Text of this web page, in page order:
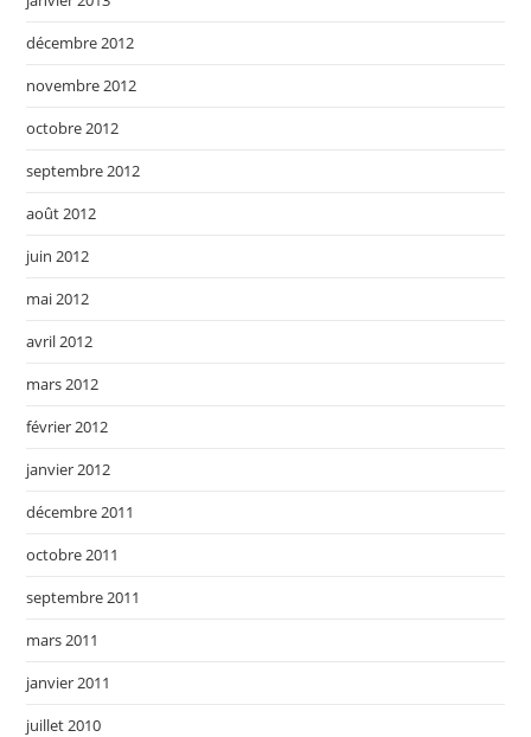
décembre 2012
novembre 2012
octobre 2012
septembre 2012
août 2012
juin 2012
mai 2012
avril 2012
mars 2012
février 2012
janvier 2012
décembre 2011
octobre 2011
septembre 2011
mars 2011
janvier 2011
juillet 2010